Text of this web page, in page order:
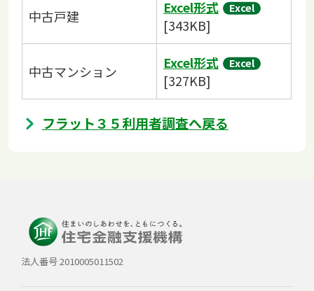
中古戸建
Excel形式
[343KB]
中古マンション
Excel形式
[327KB]
フラット３５利用者調査へ戻る
法人番号 2010005011502